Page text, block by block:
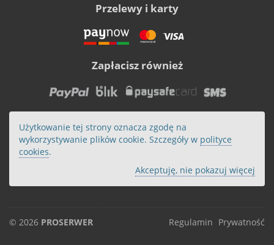
Przelewy i karty
Zapłacisz również
Użytkowanie tej strony oznacza zgodę na
wykorzystywanie plików cookie. Szczegóły w polityce
cookies.
Akceptuję, nie pokazuj więcej
© 2026 PROSERWER Regulamin Prywatność